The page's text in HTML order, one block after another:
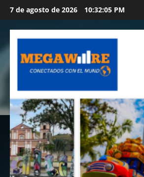
Saltar
contenido
7 de agosto de 2026 10:32:08 PM